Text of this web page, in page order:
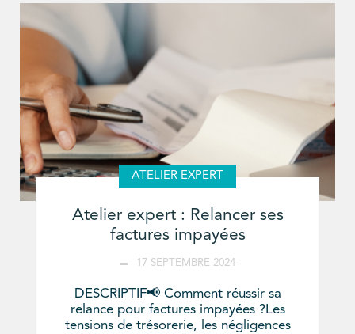
ATELIER EXPERT
Atelier expert : Relancer ses
factures impayées
17 SEPTEMBRE 2024
DESCRIPTIF📢 Comment réussir sa
relance pour factures impayées ?Les
tensions de trésorerie, les négligences